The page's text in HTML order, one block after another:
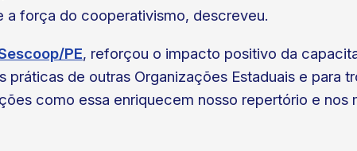
força do cooperativismo, descreveu.
PE, reforçou o impacto positivo da
de outras Organizações Estaduais e para
como essa enriquecem nosso repertório e nos